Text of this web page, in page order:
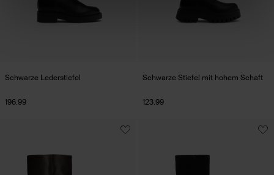
Schwarze Lederstiefel
196.99
Schwarze Stiefel mit hohem Schaft
123.99